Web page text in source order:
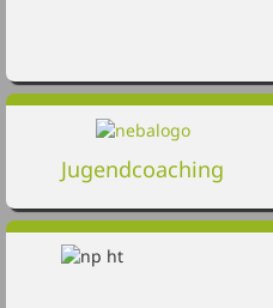
Jugendcoaching